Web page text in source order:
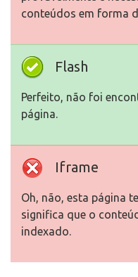
conteúdos em forma
Flash
Perfeito, não foi
página.
Iframe
Oh, não, esta página
significa que o
indexado.